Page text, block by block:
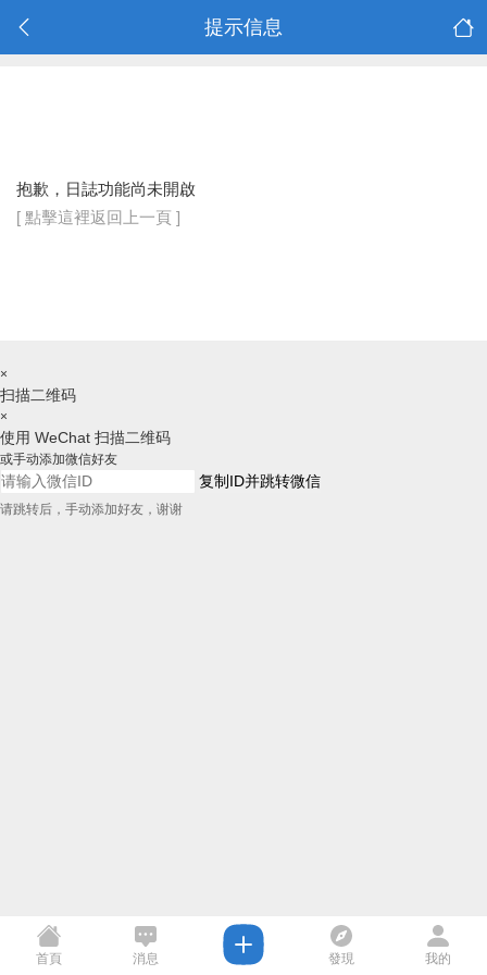
提示信息
抱歉，日誌功能尚未開啟
[ 點擊這裡返回上一頁 ]
×
扫描二维码
×
使用 WeChat 扫描二维码
或手动添加微信好友
复制ID并跳转微信
请跳转后，手动添加好友，谢谢
首頁 消息 發現 我的